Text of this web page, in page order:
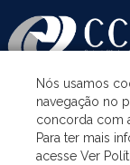
ASSUNTOS
Nós usamos
navegação no
concorda com
Para ter mais
acesse Ver